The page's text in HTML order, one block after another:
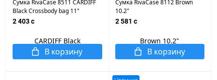
Сумка RivaCase 8511 CARDIFF
Black Crossbody bag 11"
2 403 c
В корзину
Сумка RivaCase 8112 Brown
10.2"
2 581 c
В корзину